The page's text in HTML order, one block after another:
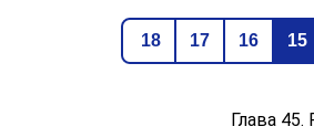
18
17 16 15
Глава